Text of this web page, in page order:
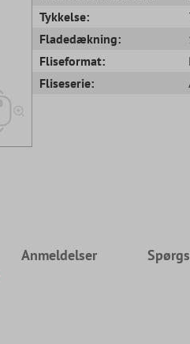
Tykkelse:
Fladedækning:
Fliseformat:
Fliseserie:
Anmeldelser